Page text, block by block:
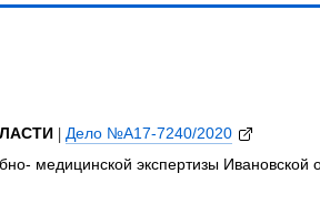
| Дело №А17-7240/2020
медицинской экспертизы Ивановской